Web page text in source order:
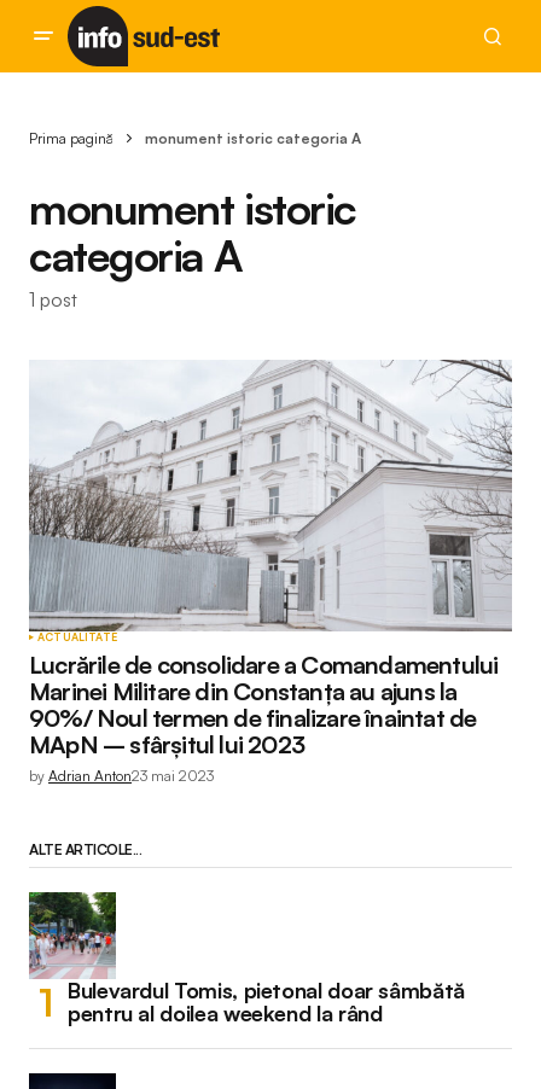
Prima pagină monument istoric categoria A
monument istoric
categoria A
1 post
ACTUALITATE
Lucrările de consolidare a Comandamentului
Marinei Militare din Constanța au ajuns la
90%/ Noul termen de finalizare înaintat de
MApN – sfârșitul lui 2023
by Adrian Anton23 mai 2023
ALTE ARTICOLE...
Bulevardul Tomis, pietonal doar sâmbătă
pentru al doilea weekend la rând